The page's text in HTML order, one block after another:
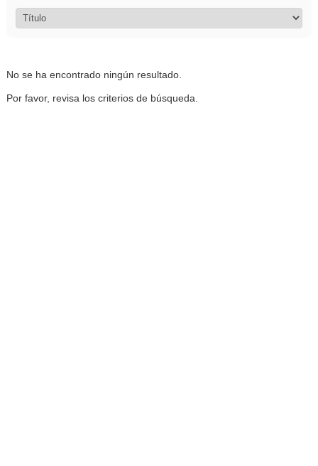
No se ha encontrado ningún resultado.
Por favor, revisa los criterios de búsqueda.